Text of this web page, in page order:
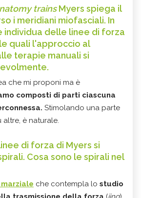
trainsMyers spiega il
i meridiani miofasciali. In
individua delle linee di forza
quali l'approccio al
terapie manuali si
che mi proponi ma è
composti di parti ciascuna
Stimolando una parte
altre, è naturale.
di forza di Myers si
Cosa sono le spirali nel
che contempla lo studio